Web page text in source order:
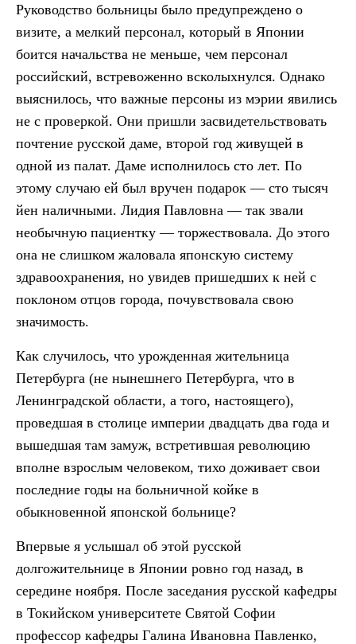
Руководство больницы было предупреждено о
визите, а мелкий персонал, который в Японии
боится начальства не меньше, чем персонал
российский, встревоженно всколыхнулся. Однако
выяснилось, что важные персоны из мэрии явились
не с проверкой. Они пришли засвидетельствовать
почтение русской даме, второй год живущей в
одной из палат. Даме исполнилось сто лет. По
этому случаю ей был вручен подарок — сто тысяч
йен наличными. Лидия Павловна — так звали
необычную пациентку — торжествовала. До этого
она не слишком жаловала японскую систему
здравоохранения, но увидев пришедших к ней с
поклоном отцов города, почувствовала свою
значимость.
Как случилось, что урожденная жительница
Петербурга (не нынешнего Петербурга, что в
Ленинградской области, а того, настоящего),
проведшая в столице империи двадцать два года и
вышедшая там замуж, встретившая революцию
вполне взрослым человеком, тихо доживает свои
последние годы на больничной койке в
обыкновенной японской больнице?
Впервые я услышал об этой русской
долгожительнице в Японии ровно год назад, в
середине ноября. После заседания русской кафедры
в Токийском университете Святой Софии
профессор кафедры Галина Ивановна Павленко,